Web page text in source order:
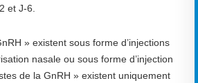
et J-6.
» existent sous forme d’injections
nasale ou sous forme d’injection
de la GnRH » existent uniquement